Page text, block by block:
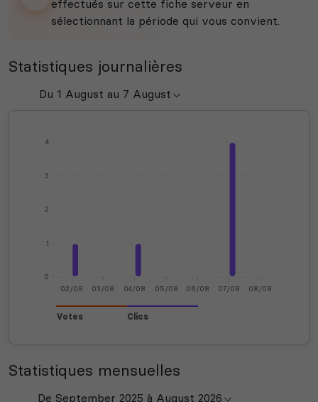
effectués sur cette fiche serveur en
sélectionnant la période qui vous convient.
Statistiques journalières
0
1
2
3
4
02/08 03/08 04/08 05/08 06/08 07/08 08/08
Votes Clics
Statistiques mensuelles